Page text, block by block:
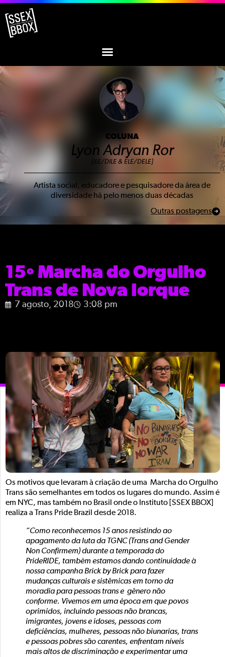
COLUNA
Lyon Adryan Ror
[ILE/DILE & ELE/DELE]
Artista social, educadore e pesquisadore da área de
diversidade há pelo menos duas décadas
Outras postagens
15º Marcha do Orgulho
Trans de Nova Iorque
7 agosto, 2018 3:08 pm
Os motivos que levaram à criação de uma Marcha do Orgulho
Trans são semelhantes em todos os lugares do mundo. Assim é
em NYC, mas também no Brasil onde o Instituto [SSEX BBOX]
realiza a Trans Pride Brazil desde 2018.
“Como reconhecemos 15 anos resistindo ao
apagamento da luta da TGNC (Trans and Gender
Non Confirmem) durante a temporada do
PrideRIDE, também estamos dando continuidade à
nossa campanha Brick by Brick para fazer
mudanças culturais e sistêmicas em torno da
moradia para pessoas trans e gênero não
conforme. Vivemos em uma época em que povos
oprimidos, incluindo pessoas não brancas,
imigrantes, jovens e idoses, pessoas com
deficiências, mulheres, pessoas não biunarias, trans
e pessoas pobres são carentes, enfrentam níveis
mais altos de discriminação e experimentar uma